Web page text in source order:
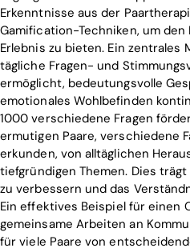
Erkenntnisse aus der
Gamification-Techniken, um
Erlebnis zu bieten. Ein zentrales
tägliche Fragen- und
ermöglicht, bedeutungsvolle
emotionales Wohlbefinden
1000 verschiedene Fragen
ermutigen Paare, verschiedene
erkunden, von alltäglichen
tiefgründigen Themen. Dies
zu verbessern und das
Ein effektives Beispiel für einen
gemeinsame Arbeiten an
für viele Paare von